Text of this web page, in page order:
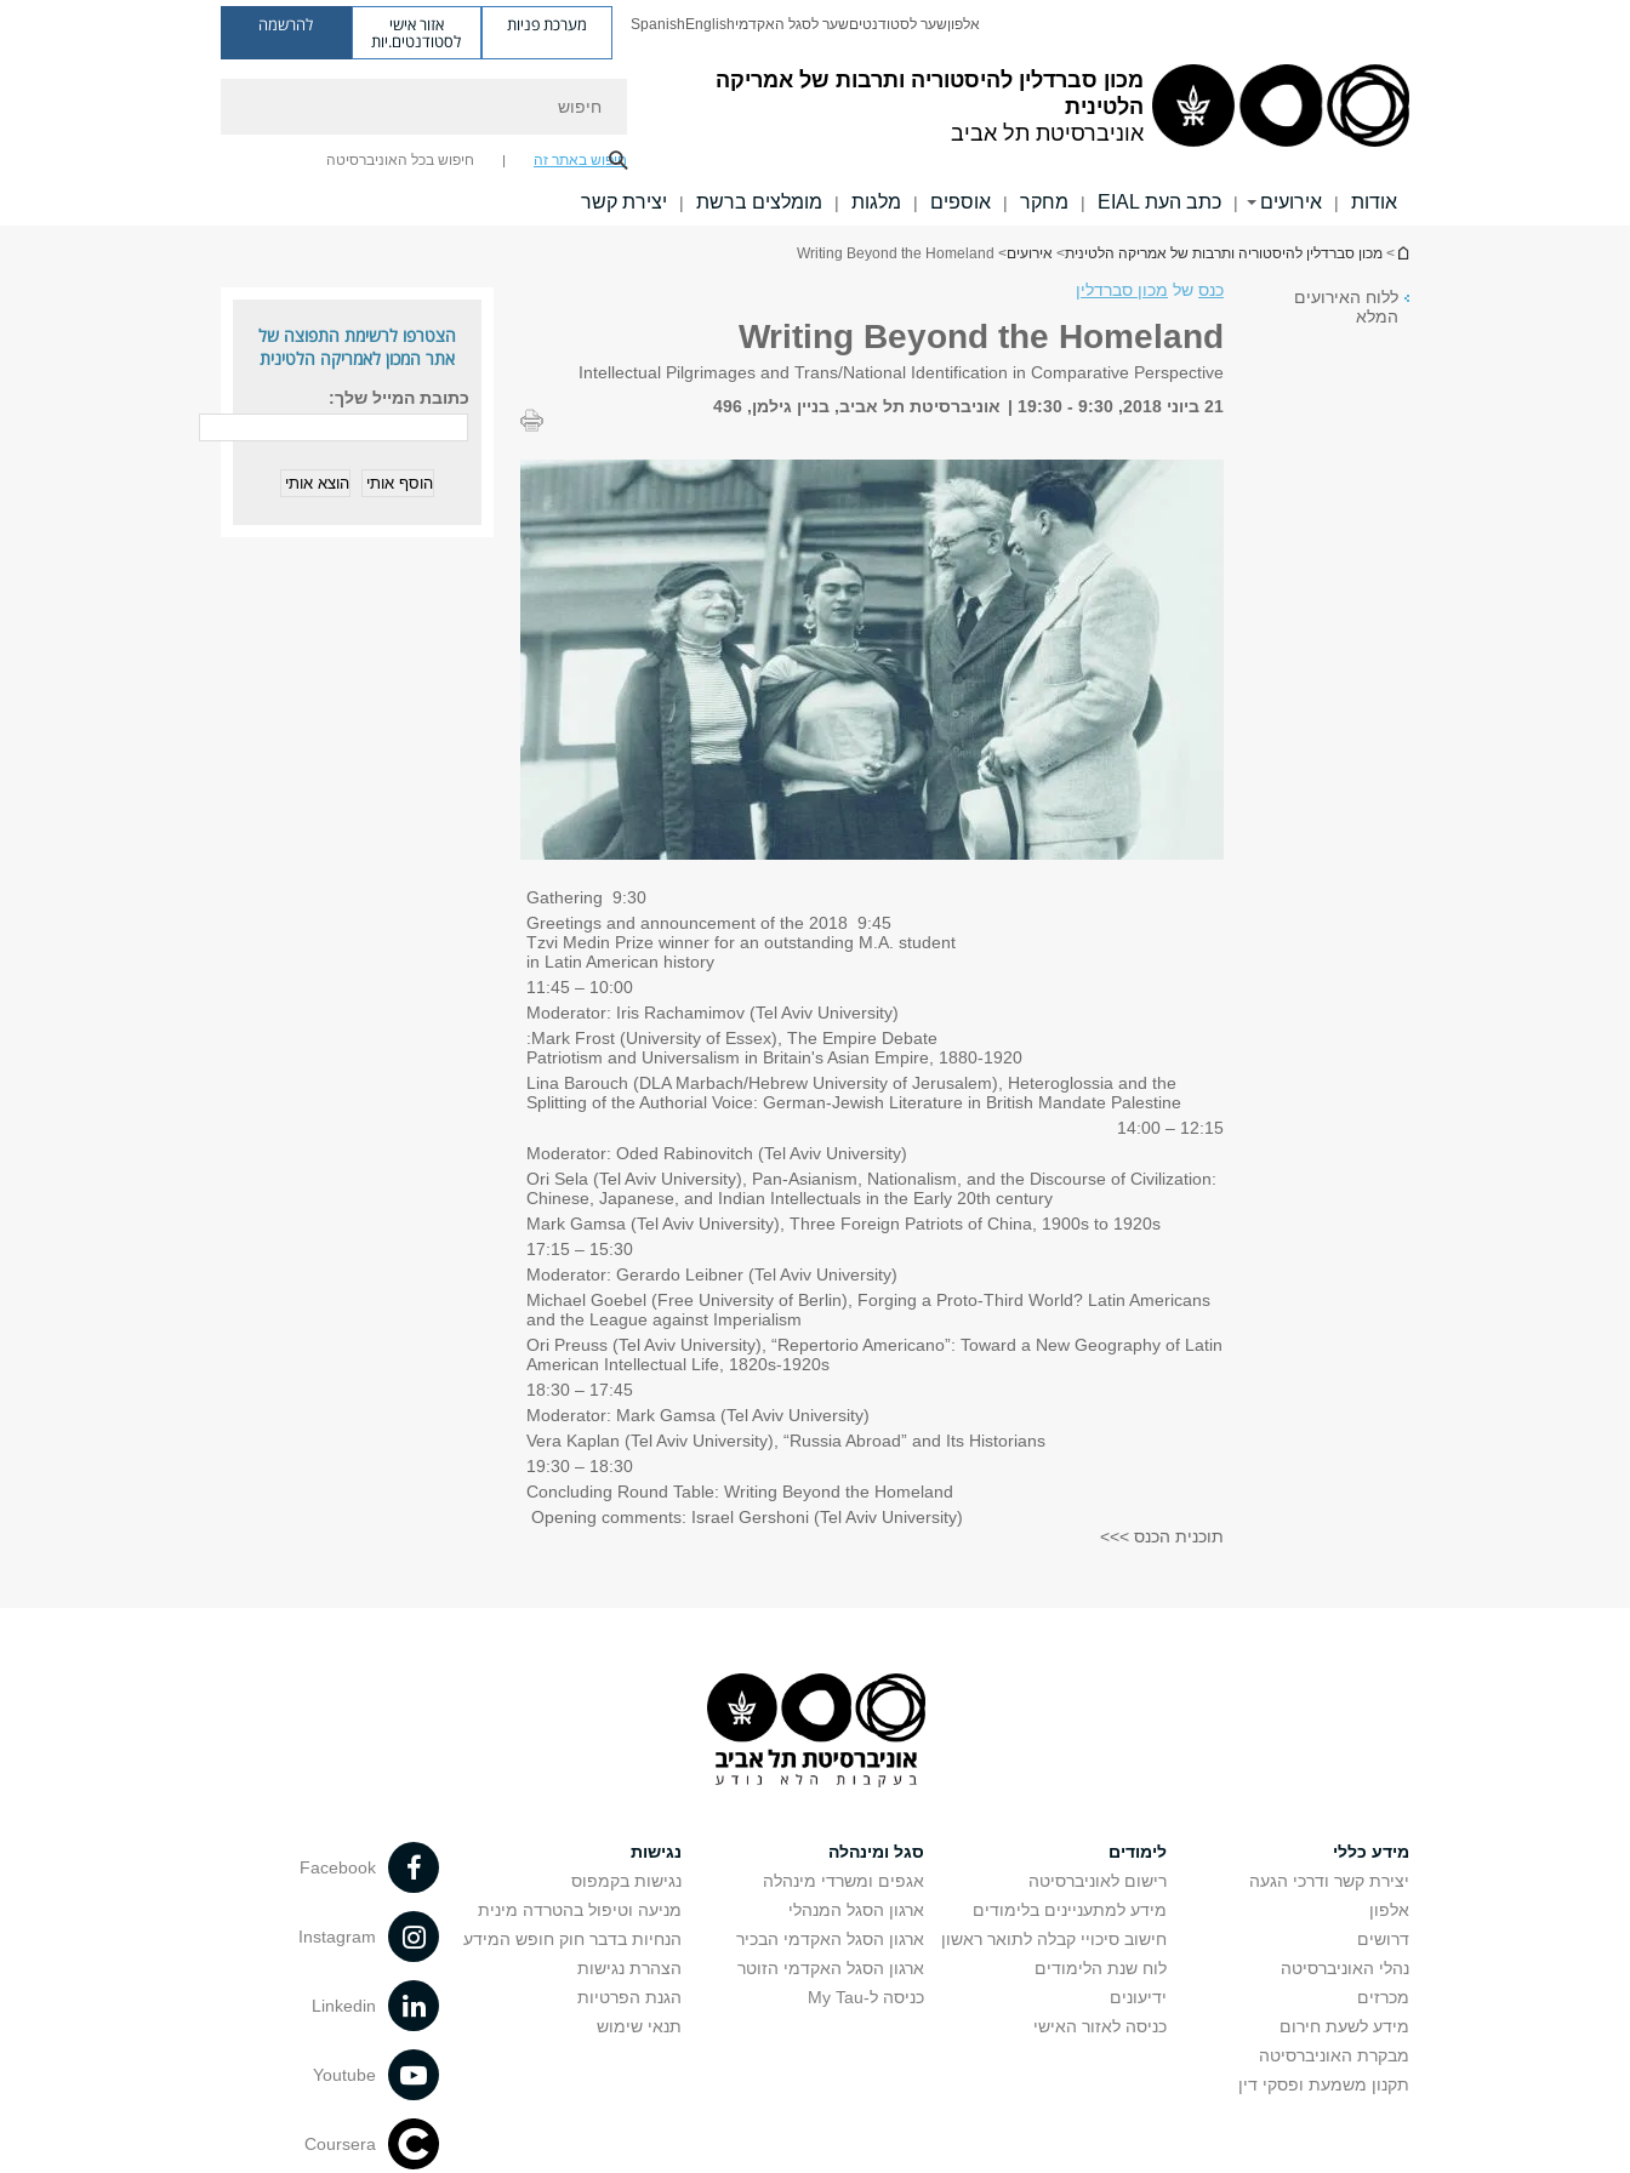
מכון סברדלין להיסטוריה ותרבות של אמריקה
הלטינית
אוניברסיטת תל אביב
אלפוןשער לסטודנטיםשער לסגל האקדמיEnglish
Spanish מערכת פניות אזור אישי
לסטודנטים.יות
להרשמה
חיפוש באתר זה חיפוש בכל האוניברסיטה
אודות | אירועים | כתב העת EIAL | מחקר | אוספים | מלגות | מומלצים ברשת | יצירת קשר
הינך נמצא כאן
> מכון סברדלין להיסטוריה ותרבות של אמריקה הלטינית> אירועים> Writing Beyond the Homeland
ללוח האירועים
המלא
כנס של מכון סברדלין
Writing Beyond the Homeland
Intellectual Pilgrimages and Trans/National Identification in Comparative Perspective
21 ביוני 2018, 9:30 - 19:30
אוניברסיטת תל אביב, בניין גילמן, 496
9:30 Gathering
9:45 Greetings and announcement of the 2018
Tzvi Medin Prize winner for an outstanding M.A. student
in Latin American history
10:00 – 11:45
Moderator: Iris Rachamimov (Tel Aviv University)
Mark Frost (University of Essex), The Empire Debate:
Patriotism and Universalism in Britain's Asian Empire, 1880-1920
Lina Barouch (DLA Marbach/Hebrew University of Jerusalem), Heteroglossia and the
Splitting of the Authorial Voice: German-Jewish Literature in British Mandate Palestine
12:15 – 14:00
Moderator: Oded Rabinovitch (Tel Aviv University)
Ori Sela (Tel Aviv University), Pan-Asianism, Nationalism, and the Discourse of Civilization:
Chinese, Japanese, and Indian Intellectuals in the Early 20th century
Mark Gamsa (Tel Aviv University), Three Foreign Patriots of China, 1900s to 1920s
15:30 – 17:15
Moderator: Gerardo Leibner (Tel Aviv University)
Michael Goebel (Free University of Berlin), Forging a Proto-Third World? Latin Americans
and the League against Imperialism
Ori Preuss (Tel Aviv University), “Repertorio Americano”: Toward a New Geography of Latin
American Intellectual Life, 1820s-1920s
17:45 – 18:30
Moderator: Mark Gamsa (Tel Aviv University)
Vera Kaplan (Tel Aviv University), “Russia Abroad” and Its Historians
18:30 – 19:30
Concluding Round Table: Writing Beyond the Homeland
Opening comments: Israel Gershoni (Tel Aviv University)
תוכנית הכנס >>>
הצטרפו לרשימת התפוצה של
אתר המכון לאמריקה הלטינית
כתובת המייל שלך:
מידע כללי
יצירת קשר ודרכי הגעה
אלפון
דרושים
נהלי האוניברסיטה
מכרזים
מידע לשעת חירום
מבקרת האוניברסיטה
תקנון משמעת ופסקי דין
לימודים
רישום לאוניברסיטה
מידע למתעניינים בלימודים
חישוב סיכויי קבלה לתואר ראשון
לוח שנת הלימודים
ידיעונים
כניסה לאזור האישי
סגל ומינהלה
אגפים ומשרדי מינהלה
ארגון הסגל המנהלי
ארגון הסגל האקדמי הבכיר
ארגון הסגל האקדמי הזוטר
כניסה ל-My Tau
נגישות
נגישות בקמפוס
מניעה וטיפול בהטרדה מינית
הנחיות בדבר חוק חופש המידע
הצהרת נגישות
הגנת הפרטיות
תנאי שימוש
Facebook
Instagram
Linkedin
Youtube
Coursera